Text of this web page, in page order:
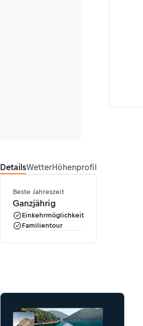
DetailsWetterHöhenprofil
Beste Jahreszeit
Ganzjährig
Einkehrmöglichkeit
Familientour